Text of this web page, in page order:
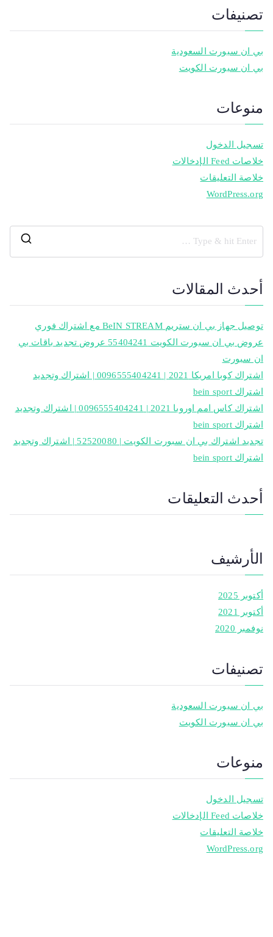
تصنيفات
بي ان سبورت السعودية
بي ان سبورت الكويت
منوعات
تسجيل الدخول
خلاصات Feed الإدخالات
خلاصة التعليقات
WordPress.org
أحدث المقالات
توصيل جهاز بي ان ستريم BeIN STREAM مع اشتراك فوري
عروض بي ان سبورت الكويت 55404241 عروض تجديد باقات بي
ان سبورت
اشتراك كوبا امريكا 2021 | 0096555404241 | اشتراك وتجديد
اشتراك bein sport
اشتراك كاس امم اوروبا 2021 | 0096555404241 | اشتراك وتجديد
اشتراك bein sport
تجديد اشتراك بي ان سبورت الكويت | 52520080 | اشتراك وتجديد
اشتراك bein sport
أحدث التعليقات
الأرشيف
أكتوبر 2025
أكتوبر 2021
نوفمبر 2020
تصنيفات
بي ان سبورت السعودية
بي ان سبورت الكويت
منوعات
تسجيل الدخول
خلاصات Feed الإدخالات
خلاصة التعليقات
WordPress.org